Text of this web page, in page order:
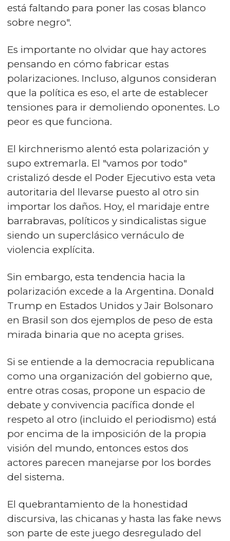
está faltando para poner las cosas blanco
sobre negro".
Es importante no olvidar que hay actores
pensando en cómo fabricar estas
polarizaciones. Incluso, algunos consideran
que la política es eso, el arte de establecer
tensiones para ir demoliendo oponentes. Lo
peor es que funciona.
El kirchnerismo alentó esta polarización y
supo extremarla. El "vamos por todo"
cristalizó desde el Poder Ejecutivo esta veta
autoritaria del llevarse puesto al otro sin
importar los daños. Hoy, el maridaje entre
barrabravas, políticos y sindicalistas sigue
siendo un superclásico vernáculo de
violencia explícita.
Sin embargo, esta tendencia hacia la
polarización excede a la Argentina. Donald
Trump en Estados Unidos y Jair Bolsonaro
en Brasil son dos ejemplos de peso de esta
mirada binaria que no acepta grises.
Si se entiende a la democracia republicana
como una organización del gobierno que,
entre otras cosas, propone un espacio de
debate y convivencia pacífica donde el
respeto al otro (incluido el periodismo) está
por encima de la imposición de la propia
visión del mundo, entonces estos dos
actores parecen manejarse por los bordes
del sistema.
El quebrantamiento de la honestidad
discursiva, las chicanas y hasta las fake news
son parte de este juego desregulado del